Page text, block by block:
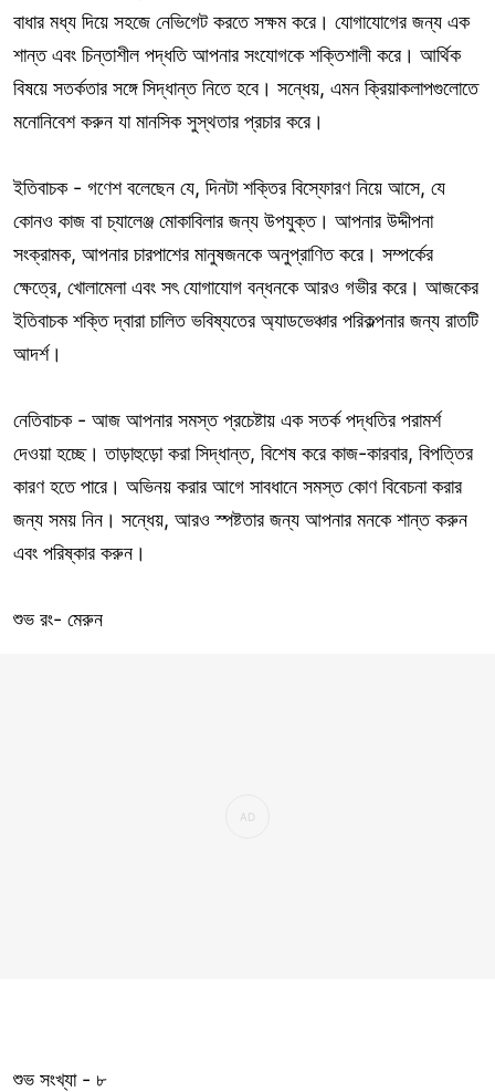
বাধার মধ্য দিয়ে সহজে নেভিগেট করতে সক্ষম করে। যোগাযোগের জন্য এক
শান্ত এবং চিন্তাশীল পদ্ধতি আপনার সংযোগকে শক্তিশালী করে। আর্থিক
বিষয়ে সতর্কতার সঙ্গে সিদ্ধান্ত নিতে হবে। সন্ধেয়, এমন ক্রিয়াকলাপগুলোতে
মনোনিবেশ করুন যা মানসিক সুস্থতার প্রচার করে।
ইতিবাচক - গণেশ বলেছেন যে, দিনটা শক্তির বিস্ফোরণ নিয়ে আসে, যে
কোনও কাজ বা চ্যালেঞ্জ মোকাবিলার জন্য উপযুক্ত। আপনার উদ্দীপনা
সংক্রামক, আপনার চারপাশের মানুষজনকে অনুপ্রাণিত করে। সম্পর্কের
ক্ষেত্রে, খোলামেলা এবং সৎ যোগাযোগ বন্ধনকে আরও গভীর করে। আজকের
ইতিবাচক শক্তি দ্বারা চালিত ভবিষ্যতের অ্যাডভেঞ্চার পরিকল্পনার জন্য রাতটি
আদর্শ।
নেতিবাচক - আজ আপনার সমস্ত প্রচেষ্টায় এক সতর্ক পদ্ধতির পরামর্শ
দেওয়া হচ্ছে। তাড়াহুড়ো করা সিদ্ধান্ত, বিশেষ করে কাজ-কারবার, বিপত্তির
কারণ হতে পারে। অভিনয় করার আগে সাবধানে সমস্ত কোণ বিবেচনা করার
জন্য সময় নিন। সন্ধেয়, আরও স্পষ্টতার জন্য আপনার মনকে শান্ত করুন
এবং পরিষ্কার করুন।
শুভ রং- মেরুন
শুভ সংখ্যা - ৮